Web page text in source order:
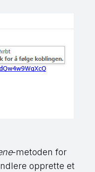
-metoden for
opprette et